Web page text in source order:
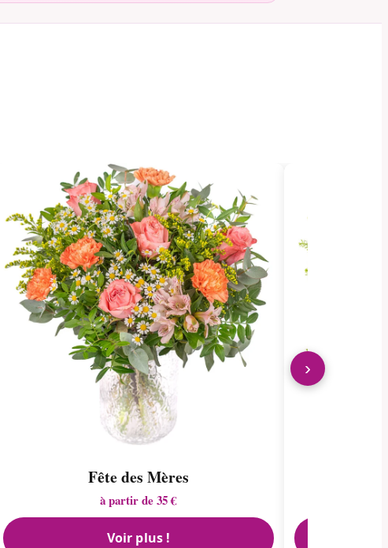
Fête des Mères
à partir de 35 €
Voir plus !
›